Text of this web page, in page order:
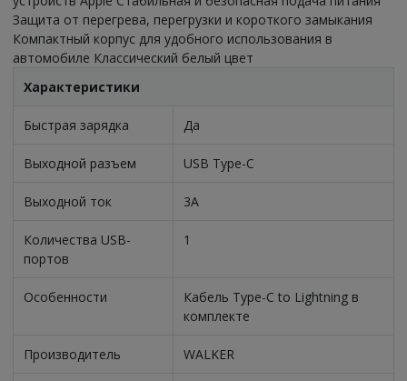
Защита от перегрева, перегрузки и короткого замыкания
Компактный корпус для удобного использования в
автомобиле Классический белый цвет
Характеристики
Быстрая зарядка Да
Выходной разъем USB Type-C
Выходной ток 3A
Количества USB-
портов
1
Особенности
Кабель Type-C to Lightning в
комплекте
Производитель WALKER